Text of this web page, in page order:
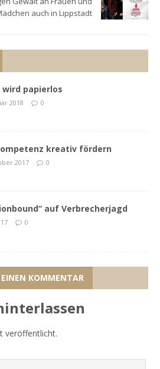
auch in Lippstadt
papierlos
2018 0
kreativ fördern
2017 0
auf Verbrecherjagd
0
KOMMENTAR
veröffentlicht.